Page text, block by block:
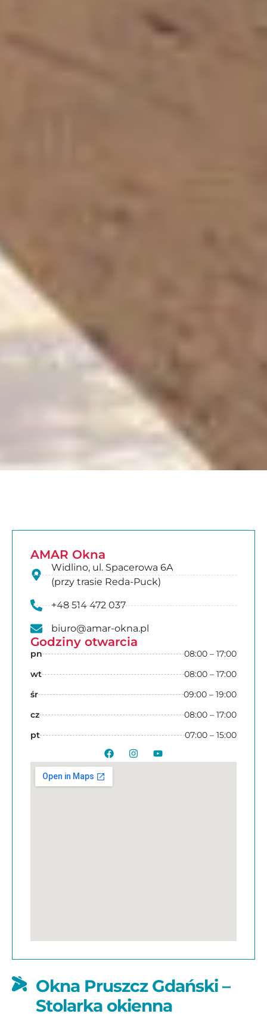
AMAR Okna
Widlino, ul. Spacerowa 6A
(przy trasie Reda-Puck)
+48 514 472 037
biuro@amar-okna.pl
Godziny otwarcia
pn
08:00 – 17:00
wt
08:00 – 17:00
śr
09:00 – 19:00
cz
08:00 – 17:00
pt
07:00 – 15:00
Okna Pruszcz Gdański –
Stolarka okienna